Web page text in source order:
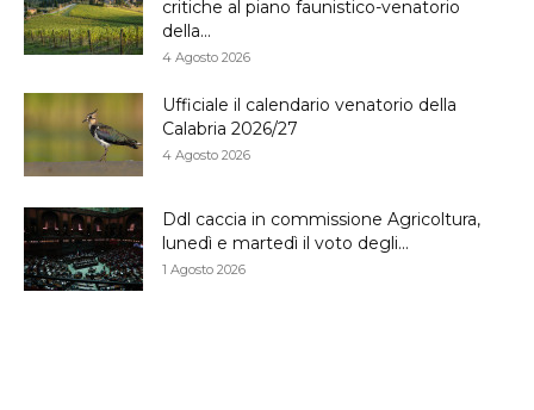
critiche al piano faunistico-venatorio
della...
4 Agosto 2026
Ufficiale il calendario venatorio della
Calabria 2026/27
4 Agosto 2026
Ddl caccia in commissione Agricoltura,
lunedì e martedì il voto degli...
1 Agosto 2026